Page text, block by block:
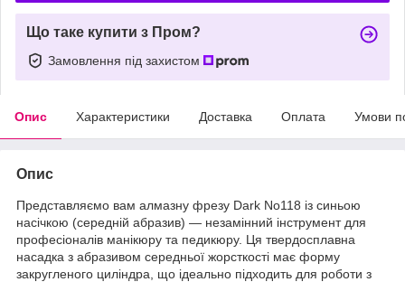
Що таке купити з Пром?
Замовлення під захистом
Опис Характеристики Доставка Оплата Умови
Опис
Представляємо вам алмазну фрезу Dark No118 із синьою
насічкою (середній абразив) — незамінний інструмент для
професіоналів манікюру та педикюру. Ця твердосплавна
насадка з абразивом середньої жорсткості має форму
закругленого циліндра, що ідеально підходить для роботи з